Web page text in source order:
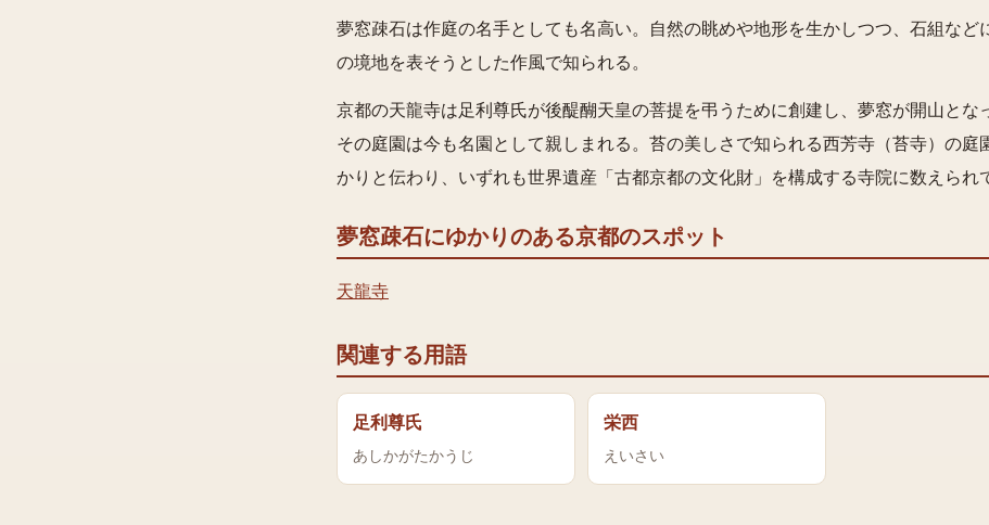
夢窓疎石は作庭の名手としても名高い。自然の眺めや地形を生かしつつ、石組など
の境地を表そうとした作風で知られる。
京都の天龍寺は足利尊氏が後醍醐天皇の菩提を弔うために創建し、夢窓が開山とな
その庭園は今も名園として親しまれる。苔の美しさで知られる西芳寺（苔寺）の庭
かりと伝わり、いずれも世界遺産「古都京都の文化財」を構成する寺院に数えられ
夢窓疎石にゆかりのある京都のスポット
天龍寺
関連する用語
足利尊氏
あしかがたかうじ
栄西
えいさい